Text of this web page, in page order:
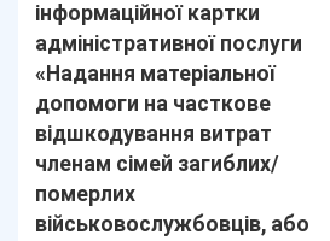
інформаційної картки
адміністративної послуги
«Надання матеріальної
допомоги на часткове
відшкодування витрат
членам сімей загиблих/
померлих
військовослужбовців, або